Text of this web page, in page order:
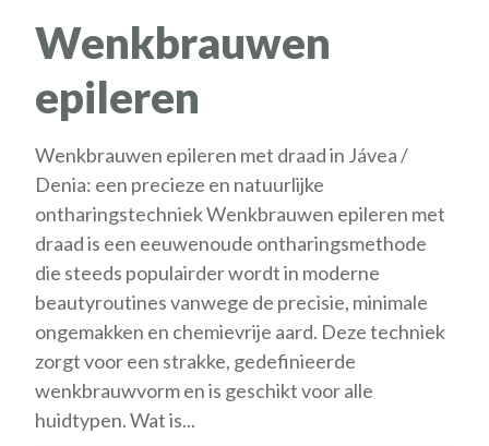
Wenkbrauwen
epileren
Wenkbrauwen epileren met draad in Jávea /
Denia: een precieze en natuurlijke
ontharingstechniek Wenkbrauwen epileren met
draad is een eeuwenoude ontharingsmethode
die steeds populairder wordt in moderne
beautyroutines vanwege de precisie, minimale
ongemakken en chemievrije aard. Deze techniek
zorgt voor een strakke, gedefinieerde
wenkbrauwvorm en is geschikt voor alle
huidtypen. Wat is...